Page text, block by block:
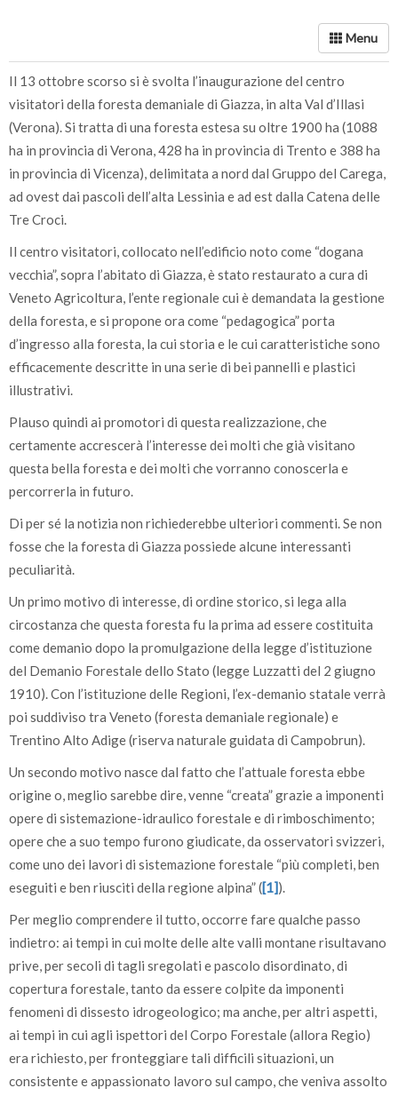
Il 13 ottobre scorso si è svolta l’inaugurazione del centro
visitatori della foresta demaniale di Giazza, in alta Val d’Illasi
(Verona). Si tratta di una foresta estesa su oltre 1900 ha (1088
ha in provincia di Verona, 428 ha in provincia di Trento e 388 ha
in provincia di Vicenza), delimitata a nord dal Gruppo del Carega,
ad ovest dai pascoli dell’alta Lessinia e ad est dalla Catena delle
Tre Croci.
Il centro visitatori, collocato nell’edificio noto come “dogana
vecchia”, sopra l’abitato di Giazza, è stato restaurato a cura di
Veneto Agricoltura, l’ente regionale cui è demandata la gestione
della foresta, e si propone ora come “pedagogica” porta
d’ingresso alla foresta, la cui storia e le cui caratteristiche sono
efficacemente descritte in una serie di bei pannelli e plastici
illustrativi.
Plauso quindi ai promotori di questa realizzazione, che
certamente accrescerà l’interesse dei molti che già visitano
questa bella foresta e dei molti che vorranno conoscerla e
percorrerla in futuro.
Di per sé la notizia non richiederebbe ulteriori commenti. Se non
fosse che la foresta di Giazza possiede alcune interessanti
peculiarità.
Un primo motivo di interesse, di ordine storico, si lega alla
circostanza che questa foresta fu la prima ad essere costituita
come demanio dopo la promulgazione della legge d’istituzione
del Demanio Forestale dello Stato (legge Luzzatti del 2 giugno
1910). Con l’istituzione delle Regioni, l’ex-demanio statale verrà
poi suddiviso tra Veneto (foresta demaniale regionale) e
Trentino Alto Adige (riserva naturale guidata di Campobrun).
Un secondo motivo nasce dal fatto che l’attuale foresta ebbe
origine o, meglio sarebbe dire, venne “creata” grazie a imponenti
opere di sistemazione-idraulico forestale e di rimboschimento;
opere che a suo tempo furono giudicate, da osservatori svizzeri,
come uno dei lavori di sistemazione forestale “più completi, ben
eseguiti e ben riusciti della regione alpina” ([1]).
Per meglio comprendere il tutto, occorre fare qualche passo
indietro: ai tempi in cui molte delle alte valli montane risultavano
prive, per secoli di tagli sregolati e pascolo disordinato, di
copertura forestale, tanto da essere colpite da imponenti
fenomeni di dissesto idrogeologico; ma anche, per altri aspetti,
ai tempi in cui agli ispettori del Corpo Forestale (allora Regio)
era richiesto, per fronteggiare tali difficili situazioni, un
consistente e appassionato lavoro sul campo, che veniva assolto